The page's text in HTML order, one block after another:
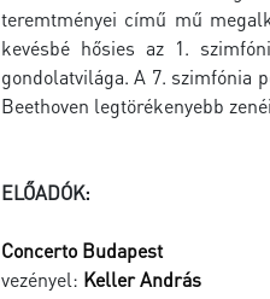
teremtményei című mű
kevésbé hősies az 1.
gondolatvilága. A 7. szimfónia
Beethoven legtörékenyebb
ELŐADÓK:
Concerto Budapest
vezényel: Keller András